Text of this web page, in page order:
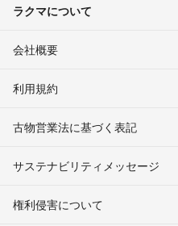
ラクマについて
会社概要
利用規約
古物営業法に基づく表記
サステナビリティメッセージ
権利侵害について